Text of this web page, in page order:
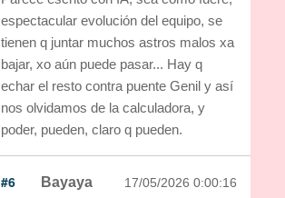
espectacular evolución del equipo, se
tienen q juntar muchos astros malos xa
bajar, xo aún puede pasar... Hay q
echar el resto contra puente Genil y así
nos olvidamos de la calculadora, y
poder, pueden, claro q pueden.
#6 Bayaya 17/05/2026 0:00:16